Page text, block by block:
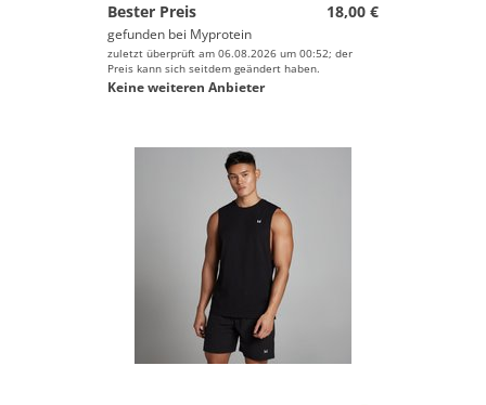
Bester Preis
18,00 €
gefunden bei Myprotein
zuletzt überprüft am 06.08.2026 um 00:52; der
Preis kann sich seitdem geändert haben.
Keine weiteren Anbieter